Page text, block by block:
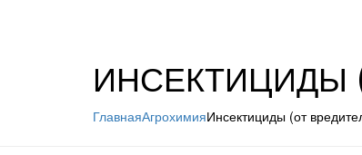
ИНСЕКТИЦИДЫ
ГлавнаяАгрохимияИнсектициды (от